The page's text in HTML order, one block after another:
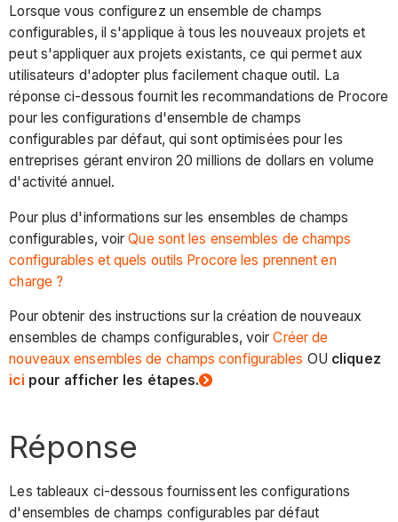
Lorsque vous configurez un ensemble de champs
configurables, il s'applique à tous les nouveaux projets et
peut s'appliquer aux projets existants, ce qui permet aux
utilisateurs d'adopter plus facilement chaque outil. La
réponse ci-dessous fournit les recommandations de Procore
pour les configurations d'ensemble de champs
configurables par défaut, qui sont optimisées pour les
entreprises gérant environ 20 millions de dollars en volume
d'activité annuel.
Pour plus d'informations sur les ensembles de champs
configurables, voirQue sont les ensembles de champs
configurables et quels outils Procore les prennent en
charge ?
Pour obtenir des instructions sur la création de nouveaux
ensembles de champs configurables, voirCréer de
nouveaux ensembles de champs configurables OU cliquez
ici pour afficher les étapes.
Réponse
Les tableaux ci-dessous fournissent les configurations
d'ensembles de champs configurables par défaut